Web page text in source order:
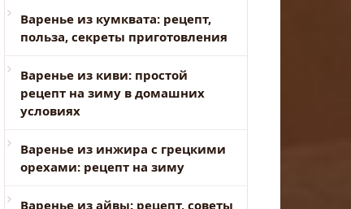
Варенье из кумквата: рецепт,
польза, секреты приготовления
Варенье из киви: простой
рецепт на зиму в домашних
условиях
Варенье из инжира с грецкими
орехами: рецепт на зиму
Варенье из айвы: рецепт, советы